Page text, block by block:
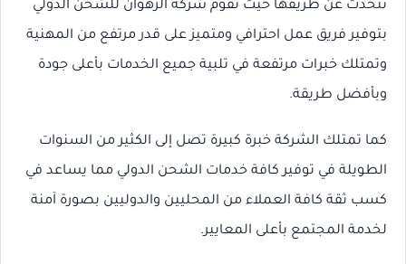
تتحدث عن طريقها حيث تقوم شركة الرهوان للشحن الدولي
بتوفير فريق عمل احترافي ومتميز على قدر مرتفع من المهنية
وتمتلك خبرات مرتفعة في تلبية جميع الخدمات بأعلى جودة
وبأفضل طريقة.
كما تمتلك الشركة خبرة كبيرة تصل إلى الكثير من السنوات
الطويلة في توفير كافة خدمات الشحن الدولي مما يساعد في
كسب ثقة كافة العملاء من المحليين والدوليين بصورة آمنة
لخدمة المجتمع بأعلى المعايير.